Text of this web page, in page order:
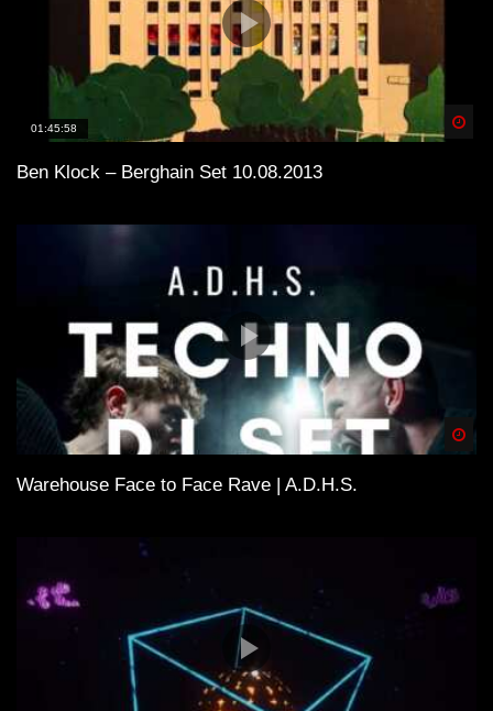
01:45:58
Ben Klock – Berghain Set 10.08.2013
Warehouse Face to Face Rave | A.D.H.S.